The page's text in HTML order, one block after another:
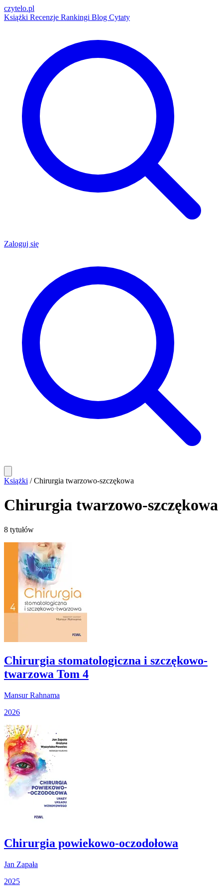
czytelo.pl
Książki Recenzje Rankingi Blog Cytaty
Zaloguj się
Książki / Chirurgia twarzowo-szczękowa
Chirurgia twarzowo-szczękowa
8 tytułów
Chirurgia stomatologiczna i szczękowo-
twarzowa Tom 4
Mansur Rahnama
2026
Chirurgia powiekowo-oczodołowa
Jan Zapała
2025